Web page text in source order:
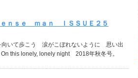
ｎｓｅ ｍａｎ ＩＳＳＵＥ２５
いて歩こう 涙がこぼれないように 思い出
this lonely, lonely night 2018年秋冬号。